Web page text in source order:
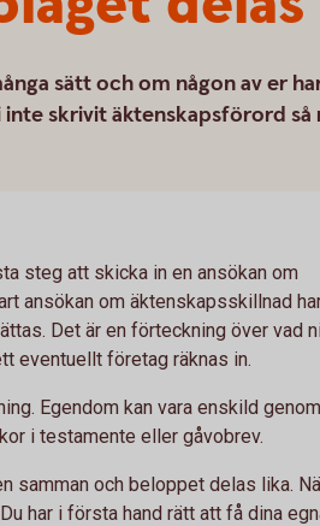
sätt och om någon av er
skrivit äktenskapsförord så
steg att skicka in en ansökan om
ansökan om äktenskapsskillnad
Det är en förteckning över vad
eventuellt företag räknas in.
Egendom kan vara enskild
i testamente eller gåvobrev.
samman och beloppet delas lika.
har i första hand rätt att få dina